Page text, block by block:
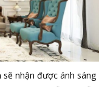
nhận được ánh sáng